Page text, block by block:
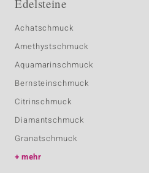
Edelsteine
Achatschmuck
Amethystschmuck
Aquamarinschmuck
Bernsteinschmuck
Citrinschmuck
Diamantschmuck
Granatschmuck
mehr